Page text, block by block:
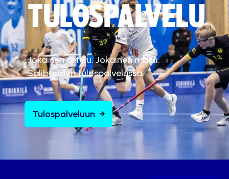
TULOSPALVELU
Jokainen ottelu. Jokainen maali.
Salibandyn tulospalvelussa.
Tulospalveluun